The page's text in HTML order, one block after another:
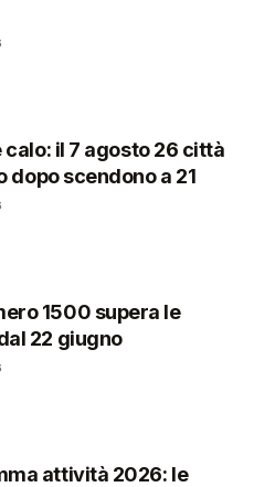
il 7 agosto 26 città
dopo scendono a 21
1500 supera le
22 giugno
attività 2026: le